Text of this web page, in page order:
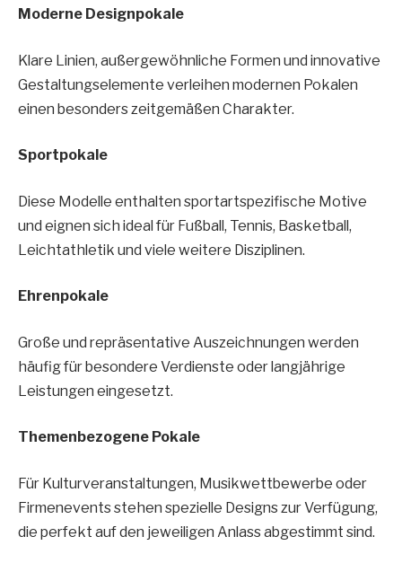
Moderne Designpokale
Klare Linien, außergewöhnliche Formen und innovative
Gestaltungselemente verleihen modernen Pokalen
einen besonders zeitgemäßen Charakter.
Sportpokale
Diese Modelle enthalten sportartspezifische Motive
und eignen sich ideal für Fußball, Tennis, Basketball,
Leichtathletik und viele weitere Disziplinen.
Ehrenpokale
Große und repräsentative Auszeichnungen werden
häufig für besondere Verdienste oder langjährige
Leistungen eingesetzt.
Themenbezogene Pokale
Für Kulturveranstaltungen, Musikwettbewerbe oder
Firmenevents stehen spezielle Designs zur Verfügung,
die perfekt auf den jeweiligen Anlass abgestimmt sind.